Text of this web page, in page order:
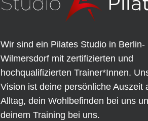
Wir sind ein Pilates Studio in Berlin-
Wilmersdorf mit zertifizierten und
hochqualifizierten Trainer*Innen.
Vision ist deine persönliche Auszeit
Alltag, dein Wohlbefinden bei uns
deinem Training bei uns.